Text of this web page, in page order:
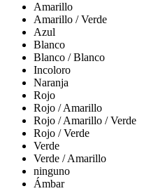
Amarillo
Amarillo / Verde
Azul
Blanco
Blanco / Blanco
Incoloro
Naranja
Rojo
Rojo / Amarillo
Rojo / Amarillo / Verde
Rojo / Verde
Verde
Verde / Amarillo
ninguno
Ámbar